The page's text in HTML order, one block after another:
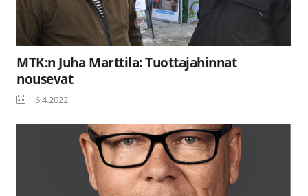
MTK:n Juha Marttila: Tuottajahinnat
nousevat
6.4.2022